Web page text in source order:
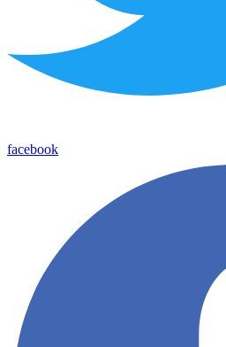
facebook